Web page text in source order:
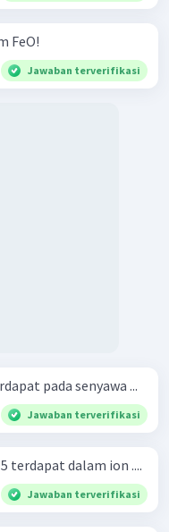
FeO!
Jawaban terverifikasi
pada senyawa ...
Jawaban terverifikasi
terdapat dalam ion ....
Jawaban terverifikasi